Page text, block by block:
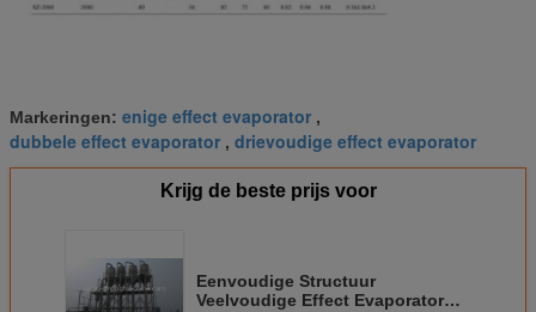
Markeringen: enige effect evaporator ,
dubbele effect evaporator , drievoudige effect evaporator
Krijg de beste prijs voor
Eenvoudige Structuur
Veelvoudige Effect Evaporator